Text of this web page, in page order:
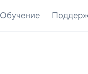
Обучение